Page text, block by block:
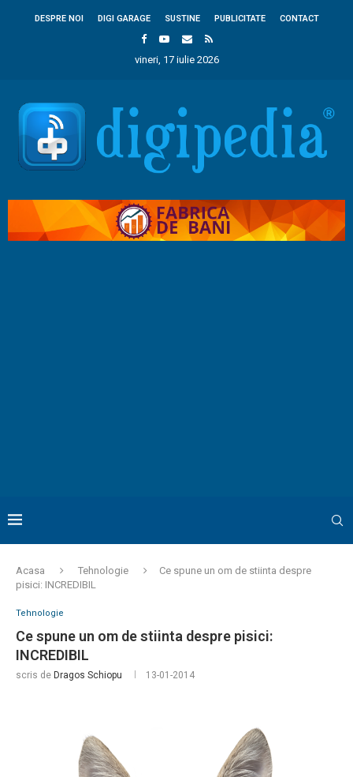
DESPRE NOI DIGI GARAGE SUSTINE PUBLICITATE CONTACT
vineri, 17 iulie 2026
Acasa Tehnologie
Ce spune un om de stiinta despre
pisici: INCREDIBIL
Tehnologie
Ce spune un om de stiinta despre pisici:
INCREDIBIL
scris de Dragos Schiopu 13-01-2014